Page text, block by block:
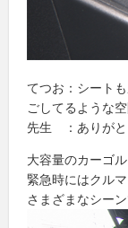
てつお：シート
ごしてるような空
先生 ：ありがと
大容量のカーゴ
緊急時にはクル
さまざまなシー